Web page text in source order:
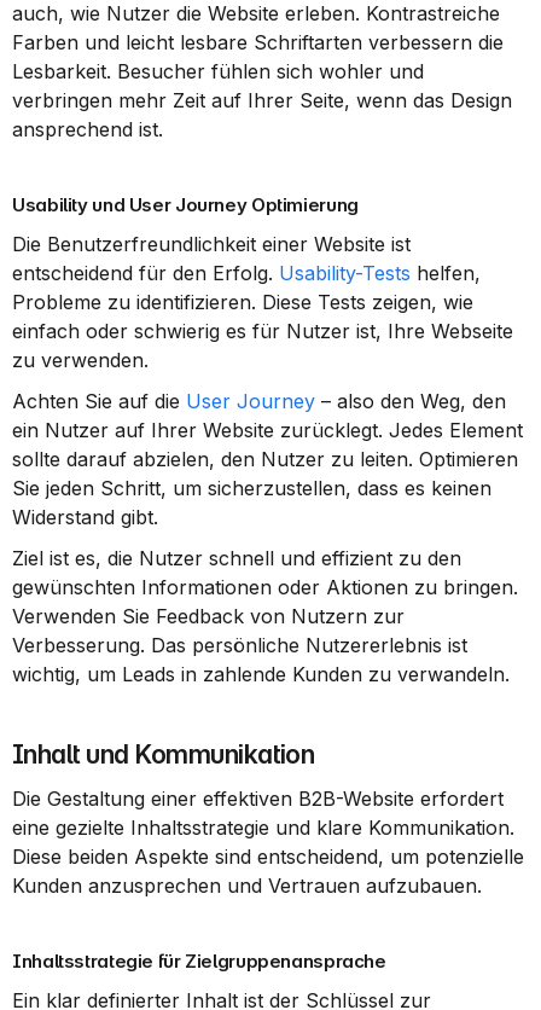
auch, wie Nutzer die Website erleben. Kontrastreiche
Farben und leicht lesbare Schriftarten verbessern die
Lesbarkeit. Besucher fühlen sich wohler und
verbringen mehr Zeit auf Ihrer Seite, wenn das Design
ansprechend ist.
Usability und User Journey Optimierung
Die Benutzerfreundlichkeit einer Website ist
entscheidend für den Erfolg. Usability-Tests helfen,
Probleme zu identifizieren. Diese Tests zeigen, wie
einfach oder schwierig es für Nutzer ist, Ihre Webseite
zu verwenden.
Achten Sie auf die User Journey – also den Weg, den
ein Nutzer auf Ihrer Website zurücklegt. Jedes Element
sollte darauf abzielen, den Nutzer zu leiten. Optimieren
Sie jeden Schritt, um sicherzustellen, dass es keinen
Widerstand gibt.
Ziel ist es, die Nutzer schnell und effizient zu den
gewünschten Informationen oder Aktionen zu bringen.
Verwenden Sie Feedback von Nutzern zur
Verbesserung. Das persönliche Nutzererlebnis ist
wichtig, um Leads in zahlende Kunden zu verwandeln.
Inhalt und Kommunikation
Die Gestaltung einer effektiven B2B-Website erfordert
eine gezielte Inhaltsstrategie und klare Kommunikation.
Diese beiden Aspekte sind entscheidend, um potenzielle
Kunden anzusprechen und Vertrauen aufzubauen.
Inhaltsstrategie für Zielgruppenansprache
Ein klar definierter Inhalt ist der Schlüssel zur